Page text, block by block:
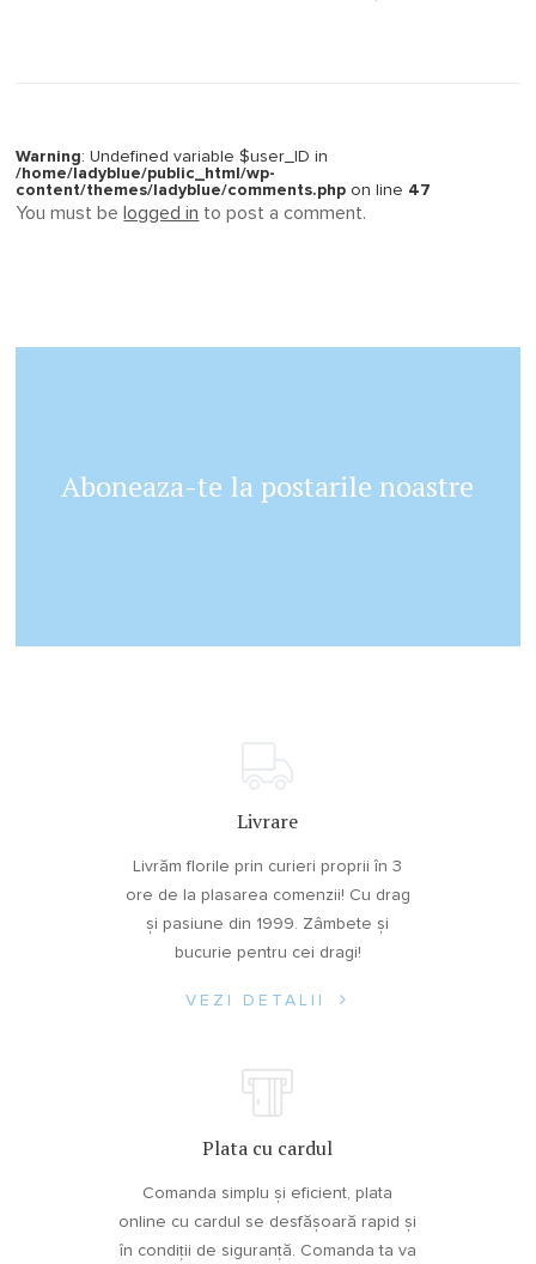
Warning: Undefined variable $user_ID in
/home/ladyblue/public_html/wp-
content/themes/ladyblue/comments.php on line 47
You must be logged in to post a comment.
Aboneaza-te la postarile noastre
Livrare
Livrăm florile prin curieri proprii în 3
ore de la plasarea comenzii! Cu drag
și pasiune din 1999. Zâmbete și
bucurie pentru cei dragi!
VEZI DETALII
Plata cu cardul
Comanda simplu și eficient, plata
online cu cardul se desfășoară rapid și
în condiții de siguranță. Comanda ta va